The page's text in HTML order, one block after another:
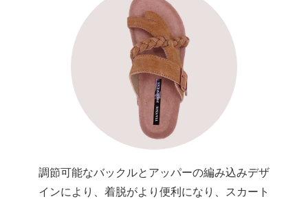
調節可能なバックルとアッパーの編み込みデザ
インにより、着脱がより便利になり、スカート